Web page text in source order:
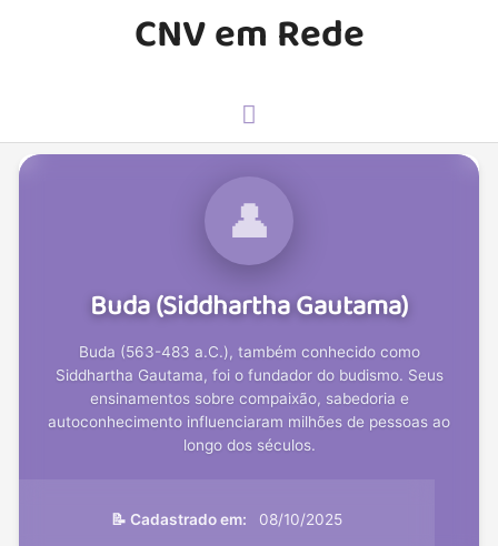
CNV em Rede
👤
Buda (Siddhartha Gautama)
Buda (563-483 a.C.), também conhecido como
Siddhartha Gautama, foi o fundador do budismo. Seus
ensinamentos sobre compaixão, sabedoria e
autoconhecimento influenciaram milhões de pessoas ao
longo dos séculos.
📝 Cadastrado em: 08/10/2025